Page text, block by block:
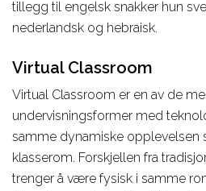
tillegg til engelsk snakker hun
nederlandsk og hebraisk.
Virtual Classroom
Virtual Classroom er en av de
undervisningsformer med
samme dynamiske opplevelsen
klasserom. Forskjellen fra
trenger å være fysisk i samme